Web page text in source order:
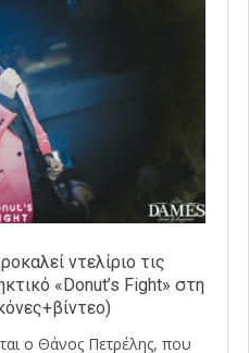
ντελίριο τις
«Donut’s Fight» στη
ο Θάνος Πετρέλης, που